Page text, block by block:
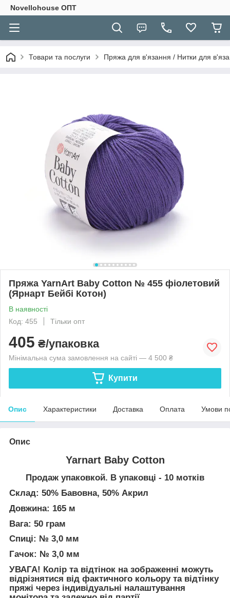
Novellohouse ОПТ
Товари та послуги Пряжа для в'язання / Нитки для
Пряжа YarnArt Baby Cotton № 455 фіолетовий
(Ярнарт Бейбі Котон)
В наявності
Код: 455
Тільки опт
405 ₴/упаковка
Мінімальна сума замовлення на сайті — 4 500 ₴
Купити
Опис Характеристики Доставка Оплата Умови
Опис
Yarnart Baby Cotton
Продаж упаковкой. В упаковці - 10 мотків
Склад: 50% Бавовна, 50% Акрил
Довжина: 165 м
Вага: 50 грам
Спиці: № 3,0 мм
Гачок: № 3,0 мм
УВАГА! Колір та відтінок на зображенні можуть
відрізнятися від фактичного кольору та відтінку
пряжі через індивідуальні налаштування